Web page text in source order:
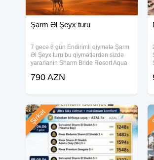
Şarm Əl Şeyx turu
7 gecə 8 gün Endirimli qiymətə Şarm
Əl Şeyx turu bu qiymətlərdən sizdə
yararlanin Sharm Bride Resort Aqua
Spa) 4* -790 azn Sharming Inn Hotel
790 AZN
Şirkət